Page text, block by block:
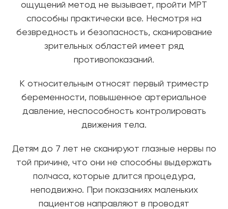
ощущений метод не вызывает, пройти МРТ
способны практически все. Несмотря на
безвредность и безопасность, сканирование
зрительных областей имеет ряд
противопоказаний.
К относительным относят первый триместр
беременности, повышенное артериальное
давление, неспособность контролировать
движения тела.
Детям до 7 лет не сканируют глазные нервы по
той причине, что они не способны выдержать
полчаса, которые длится процедура,
неподвижно. При показаниях маленьких
пациентов направляют в проводят